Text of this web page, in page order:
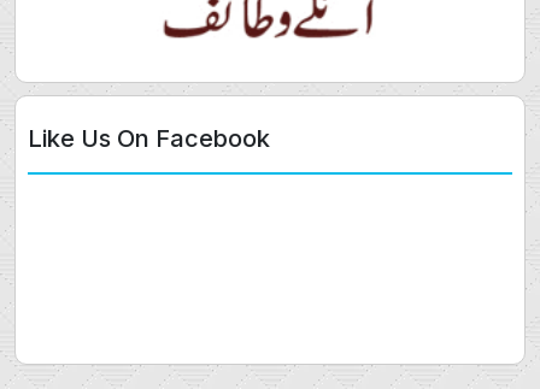
Like Us On Facebook